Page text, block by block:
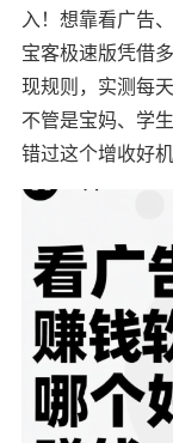
入！想靠看广告
宝客极速版凭借
现规则，实测每
不管是宝妈、学
错过这个增收好机